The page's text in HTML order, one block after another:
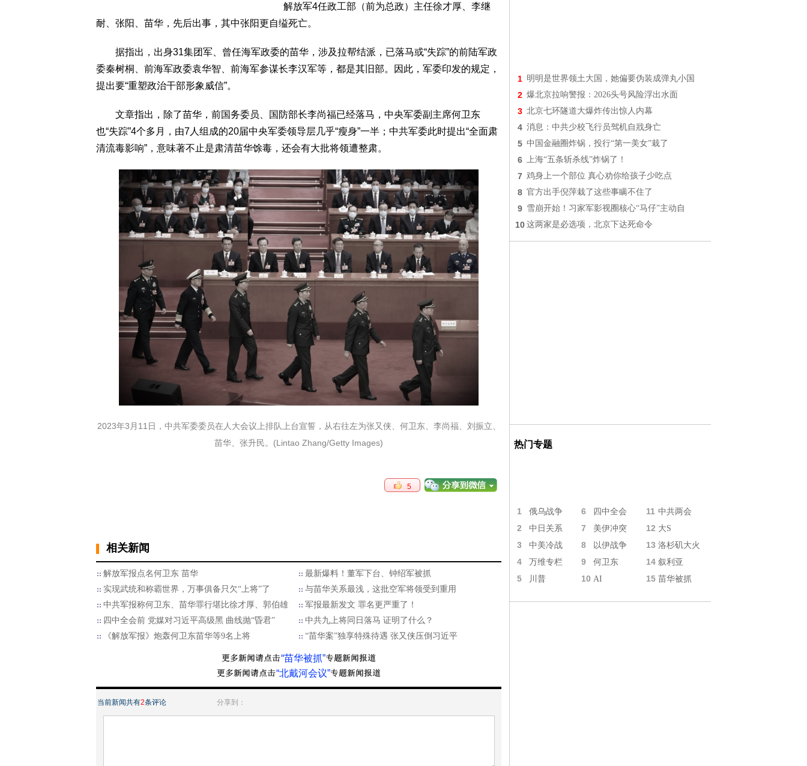
解放军4任政工部（前为总政）主任徐才厚、李继
耐、张阳、苗华，先后出事，其中张阳更自缢死亡。
据指出，出身31集团军、曾任海军政委的苗华，涉及拉帮结派，已落马或“失踪”的前陆军政
委秦树桐、前海军政委袁华智、前海军参谋长李汉军等，都是其旧部。因此，军委印发的规定，
提出要“重塑政治干部形象威信”。
文章指出，除了苗华，前国务委员、国防部长李尚福已经落马，中央军委副主席何卫东
也“失踪”4个多月，由7人组成的20届中央军委领导层几乎“瘦身”一半；中共军委此时提出“全面肃
清流毒影响”，意味著不止是肃清苗华馀毒，还会有大批将领遭整肃。
2023年3月11日，中共军委委员在人大会议上排队上台宣誓，从右往左为张又侠、何卫东、李尚福、刘振立、
苗华、张升民。(Lintao Zhang/Getty Images)
5
相关新闻
解放军报点名何卫东 苗华
最新爆料！董军下台、钟绍军被抓
实现武统和称霸世界，万事俱备只欠“上将”了
与苗华关系最浅，这批空军将领受到重用
中共军报称何卫东、苗华罪行堪比徐才厚、郭伯雄
军报最新发文 罪名更严重了！
四中全会前 党媒对习近平高级黑 曲线抛“昏君”
中共九上将同日落马 证明了什么？
《解放军报》炮轰何卫东苗华等9名上将
“苗华案”独享特殊待遇 张又侠压倒习近平
“苗华被抓”
“北戴河会议”
当前新闻共有2条评论 分享到：
1 明明是世界领土大国，她偏要伪装成弹丸小国
2 爆北京拉响警报：2026头号风险浮出水面
3 北京七环隧道大爆炸传出惊人内幕
4 消息：中共少校飞行员驾机自戕身亡
5 中国金融圈炸锅，投行“第一美女”栽了
6 上海“五条斩杀线”炸锅了！
7 鸡身上一个部位 真心劝你给孩子少吃点
8 官方出手倪萍栽了这些事瞒不住了
9 雪崩开始！习家军影视圈核心“马仔”主动自
10 这两家是必选项，北京下达死命令
热门专题
1 俄乌战争 6 四中全会 11 中共两会
2 中日关系 7 美伊冲突 12 大S
3 中美冷战 8 以伊战争 13 洛杉矶大火
4 万维专栏 9 何卫东 14 叙利亚
5 川普 10 AI 15 苗华被抓